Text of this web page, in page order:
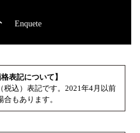
Enquete
表記について】
込）表記です。2021年4月以前
もあります。